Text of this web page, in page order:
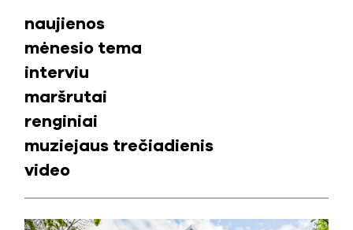
naujienos
mėnesio tema
interviu
maršrutai
renginiai
muziejaus trečiadienis
video